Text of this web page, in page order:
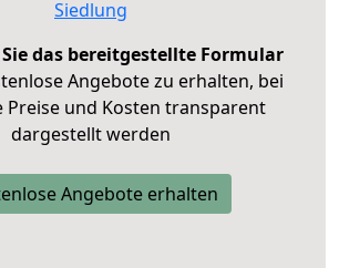
Siedlung
das bereitgestellte Formular
Angebote zu erhalten, bei
Preise und Kosten transparent
dargestellt werden
Angebote erhalten